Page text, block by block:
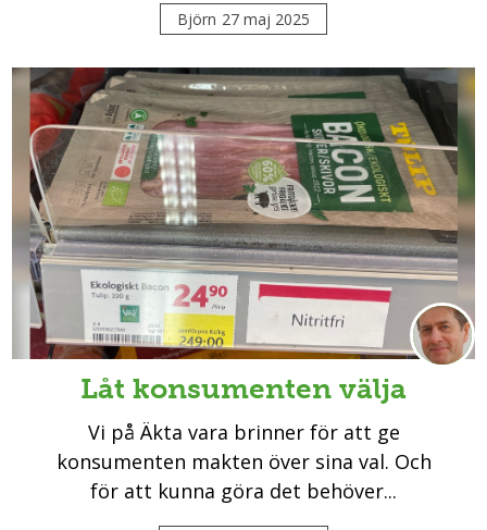
Björn 27 maj 2025
Låt konsumenten välja
Vi på Äkta vara brinner för att ge
konsumenten makten över sina val. Och
för att kunna göra det behöver...